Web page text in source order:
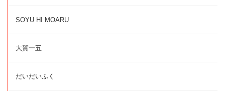
SOYU HI MOARU
大賀一五
だいだいふく